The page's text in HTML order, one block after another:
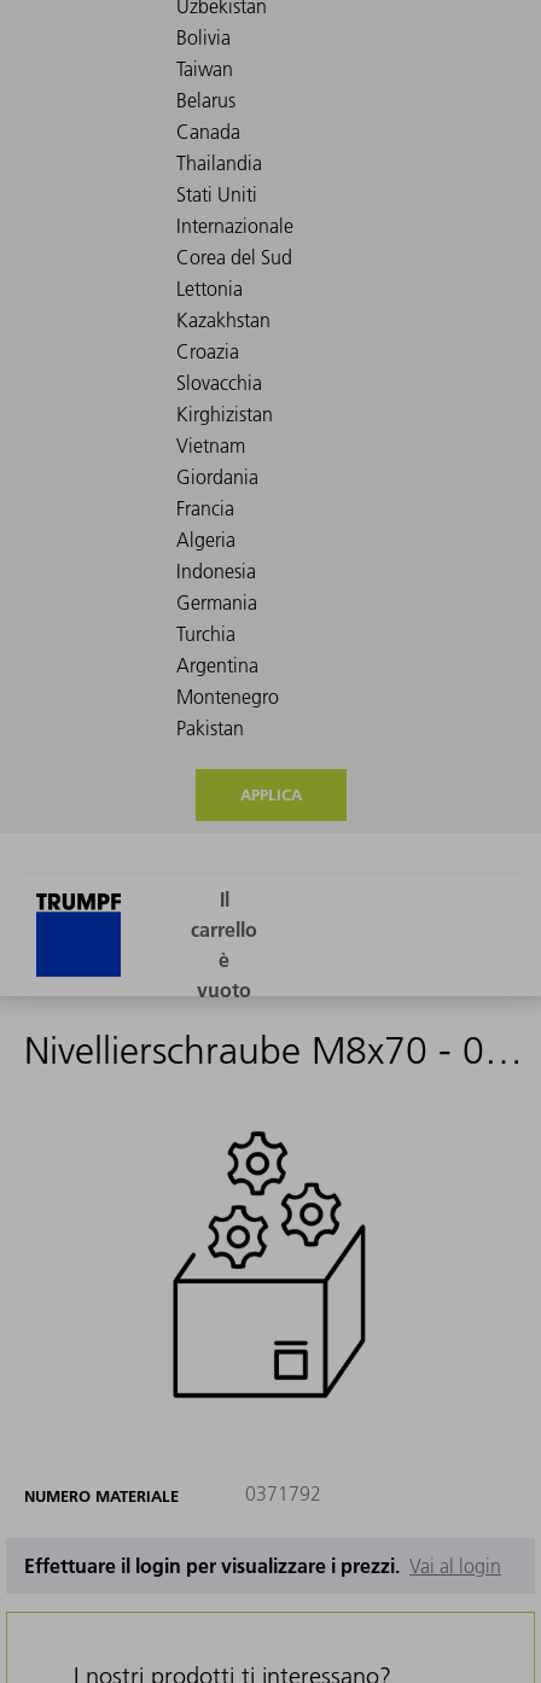
APPLICA
Nivellierschraube M8x70 - 0371792
NUMERO MATERIALE 0371792
Effettuare il login per visualizzare i prezzi. Vai al login
I nostri prodotti ti interessano?